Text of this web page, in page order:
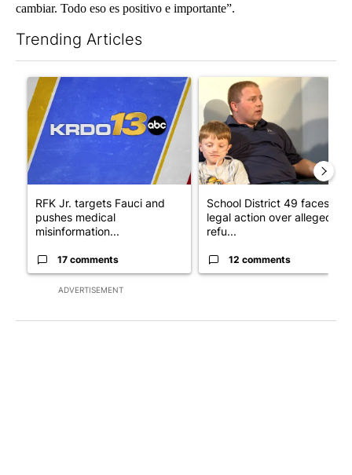
cambiar. Todo eso es positivo e importante”.
Trending Articles
ADVERTISEMENT
A trending article titled "RFK Jr. targets Fauci and pushes
RFK Jr. targets Fauci and
pushes medical
misinformation...
17 comments
A trending article titled
School District 49 faces
legal action over alleged
refu...
12 comments